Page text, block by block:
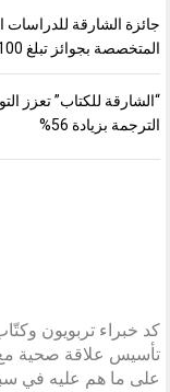
جائزة الشارقة للدراسات
المتخصصة بجوائز تبلغ 100 ألف دولار
الترجمة بزيادة 56%
كد خبراء تربويون
تأسيس علاقة صحية مع
على ما هم عليه في